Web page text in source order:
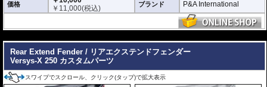
価格
￥ 11,000(税込) ブランド P&A International
Rear Extend Fender / リアエクステンドフェンダー
Versys-X 250 カスタムパーツ
スワイプでスクロール、クリック(タップ)で拡大表示